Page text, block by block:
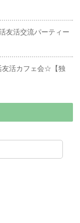
友活交流パーティー
活カフェ会☆【独